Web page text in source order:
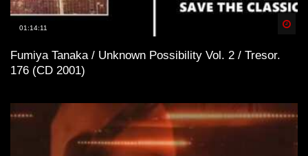
01:14:11
Fumiya Tanaka / Unknown Possibility Vol. 2 / Tresor.
176 (CD 2001)